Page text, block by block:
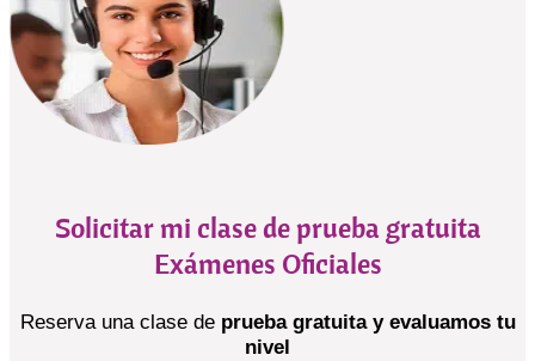
Solicitar mi clase de prueba gratuita
Exámenes Oficiales
Reserva una clase de prueba gratuita y evaluamos tu
nivel